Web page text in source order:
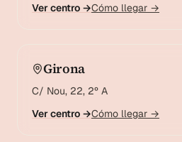
Ver centro →Cómo llegar →
Girona
C/ Nou, 22, 2º A
Ver centro →Cómo llegar →